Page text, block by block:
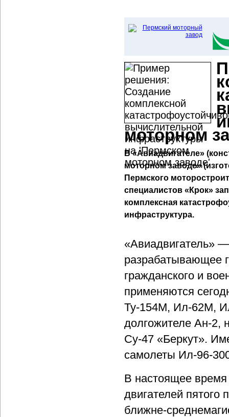
моторном
В «Авиадвигателе»
моторном заводе»
Пермского
специалистов «Крок»
комплексная
инфраструктура.
«Авиадвигатель»
разрабатывающее
гражданского и
применяются
Ту-154М, Ил-62М,
долгожителе Ан-2,
Су-47 «Беркут».
самолеты Ил-96-
В настоящее
двигателей пятого
ближне-